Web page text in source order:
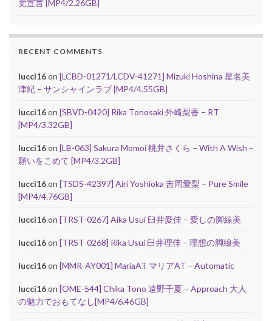
党宣言 [MP4/2.26GB]
RECENT COMMENTS
lucci16on [LCBD-01271/LCDV-41271] Mizuki Hoshina 星名美
津紀 – サンシャインラブ [MP4/4.55GB]
lucci16on [SBVD-0420] Rika Tonosaki 外崎梨香 – RT
[MP4/3.32GB]
lucci16on [LB-063] Sakura Momoi 桃井さくら – With A Wish ~
願いをこめて [MP4/3.2GB]
lucci16on [TSDS-42397] Airi Yoshioka 吉岡愛梨 – Pure Smile
[MP4/4.76GB]
lucci16on [TRST-0267] Aika Usui 臼井愛佳 – 愛しの脚線美
lucci16on [TRST-0268] Rika Usui 臼井理佳 – 理想の脚線美
lucci16on [MMR-AY001] MariaAT マリアAT – Automatic
lucci16on [OME-544] Chika Tono 遠野千夏 – Approach 大人
の魅力でおもてなし[MP4/6.46GB]